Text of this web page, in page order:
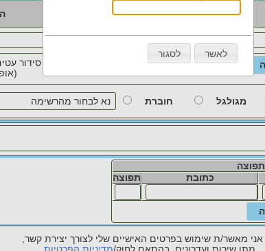
כמות
הסר הכל
סידור
מגולגל חוברת
תפוצה
כתובת
תפוצה
אני מאשר/ת שימוש בפרטים האישיים שלי לצורך יצירת קשר,
לאשר לסגור